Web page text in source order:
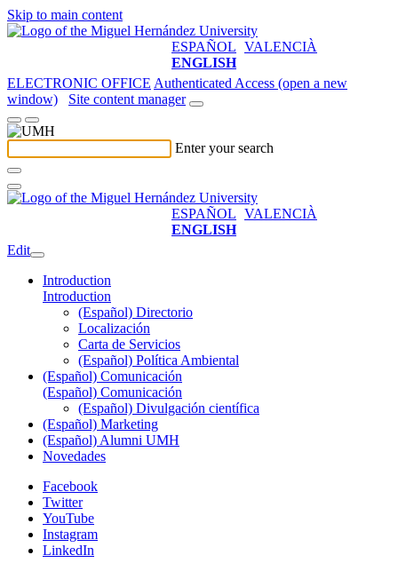
Skip to main content
ESPAÑOL VALENCIÀ
ENGLISH
ELECTRONIC OFFICE Authenticated Access (open a new
window)
Site content manager
Enter your search
ESPAÑOL VALENCIÀ
ENGLISH
Edit
Introduction
Introduction
(Español) Directorio
Localización
Carta de Servicios
(Español) Política Ambiental
(Español) Comunicación
(Español) Comunicación
(Español) Divulgación científica
(Español) Marketing
(Español) Alumni UMH
Novedades
Facebook
Twitter
YouTube
Instagram
LinkedIn